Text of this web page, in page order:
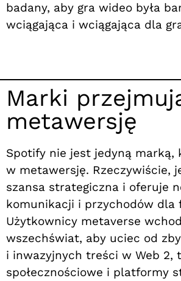
badany, aby gra wideo była
wciągająca i wciągająca dla
Marki
metawersję
Spotify nie jest jedyną marką,
w metawersję. Rzeczywiście,
szansa strategiczna i oferuje
komunikacji i przychodów dla
Użytkownicy metaverse
wszechświat, aby uciec od
i inwazyjnych treści w Web 2,
społecznościowe i platformy